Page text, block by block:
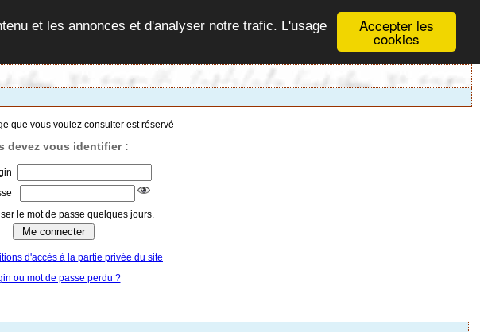
Accepter les
cookies
et les annonces et d'analyser notre trafic. L'usage
que vous voulez consulter est réservé
devez vous identifier :
le mot de passe quelques jours.
d'accès à la partie privée du site
ou mot de passe perdu ?